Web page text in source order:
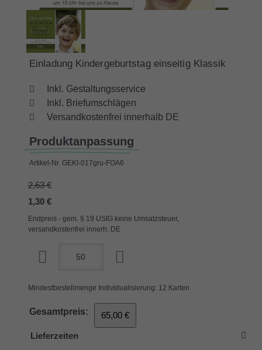
Einladung Kindergeburtstag einseitig Klassik
Inkl. Gestaltungsservice
Inkl. Briefumschlägen
Versandkostenfrei innerhalb DE
Produktanpassung
Artikel-Nr. GEKI-017gru-FOA6
2,63 €
1,30 €
Endpreis - gem. § 19 UStG keine Umsatzsteuer,
versandkostenfrei innerh. DE
Mindestbestellmenge Individualisierung: 12 Karten
Gesamtpreis: 65,00 €
Lieferzeiten